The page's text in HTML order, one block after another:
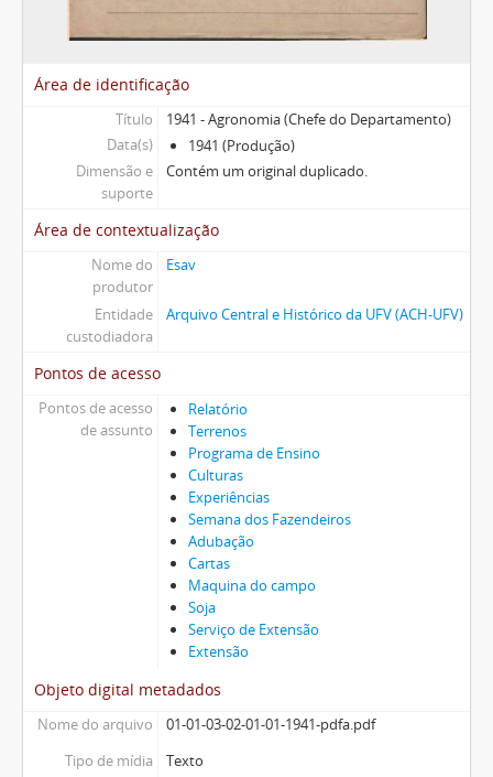
Área de identificação
Título
1941 - Agronomia (Chefe do Departamento)
Data(s)
1941 (Produção)
Dimensão e
suporte
Contém um original duplicado.
Área de contextualização
Nome do
produtor
Esav
Entidade
custodiadora
Arquivo Central e Histórico da UFV (ACH-UFV)
Pontos de acesso
Pontos de acesso
de assunto
Relatório
Terrenos
Programa de Ensino
Culturas
Experiências
Semana dos Fazendeiros
Adubação
Cartas
Maquina do campo
Soja
Serviço de Extensão
Extensão
Objeto digital metadados
Nome do arquivo
01-01-03-02-01-01-1941-pdfa.pdf
Tipo de mídia
Texto